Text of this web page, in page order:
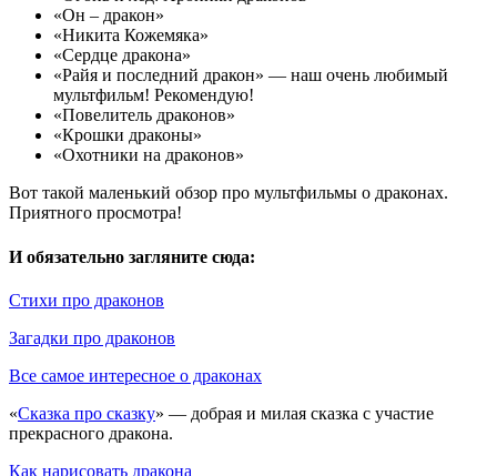
«Он – дракон»
«Никита Кожемяка»
«Сердце дракона»
«Райя и последний дракон» — наш очень любимый
мультфильм! Рекомендую!
«Повелитель драконов»
«Крошки драконы»
«Охотники на драконов»
Вот такой маленький обзор про мультфильмы о драконах.
Приятного просмотра!
И обязательно загляните сюда:
Стихи про драконов
Загадки про драконов
Все самое интересное о драконах
«Сказка про сказку» — добрая и милая сказка с участие
прекрасного дракона.
Как нарисовать дракона